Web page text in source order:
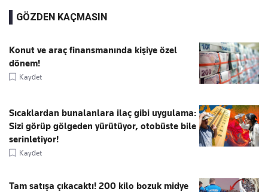
GÖZDEN KAÇMASIN
Konut ve araç finansmanında kişiye özel
dönem!
Kaydet
Sıcaklardan bunalanlara ilaç gibi uygulama:
Sizi görüp gölgeden yürütüyor, otobüste bile
serinletiyor!
Kaydet
Tam satışa çıkacaktı! 200 kilo bozuk midye